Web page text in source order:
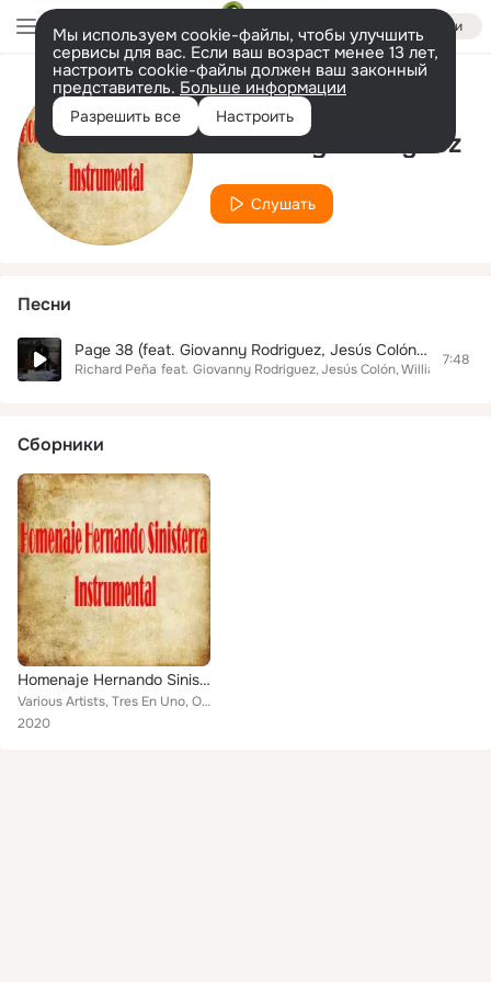
Войти
Мы используем cookie-файлы, чтобы улучшить
сервисы для вас. Если ваш возраст менее 13 лет,
настроить cookie-файлы должен ваш законный
представитель. Больше информации
Разрешить все Настроить
Исполнитель
Giovanny Rodriguez
Слушать
Песни
Page 38 (feat. Giovanny Rodriguez, Jesús Colón & William García)
Richard Peña feat. Giovanny Rodriguez Jesús Colón William García
7:48
Сборники
Homenaje Hernando Sinisterra (Instrumental)
Various Artists, Tres En Uno, Oscar Orlando Niño, Cuarteto De Saxofones 4V, Camilo Andres Cifuentes, Bogas, Giovanny Rodriguez, ...
2020